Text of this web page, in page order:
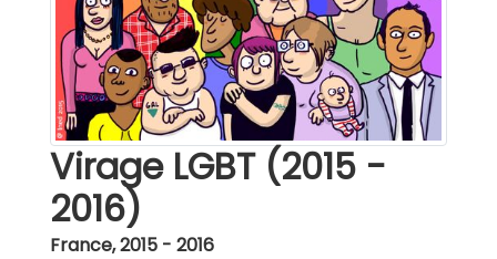
Virage LGBT (2015 -
2016)
France,2015 - 2016